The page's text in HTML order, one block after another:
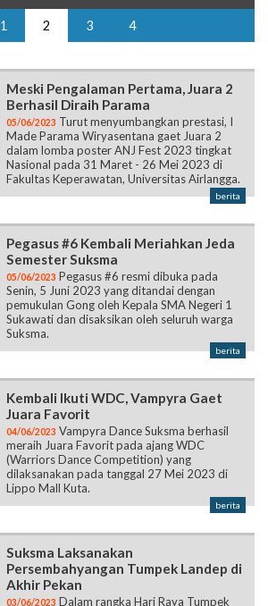
1 2 3 4
Meski Pengalaman Pertama, Juara 2
Berhasil Diraih Parama
05/06/2023 Turut menyumbangkan prestasi, I
Made Parama Wiryasentana gaet Juara 2
dalam lomba poster ANJ Fest 2023 tingkat
Nasional pada 31 Maret - 26 Mei 2023 di
Fakultas Keperawatan, Universitas Airlangga.
berita
Pegasus #6 Kembali Meriahkan Jeda
Semester Suksma
05/06/2023 Pegasus #6 resmi dibuka pada
Senin, 5 Juni 2023 yang ditandai dengan
pemukulan Gong oleh Kepala SMA Negeri 1
Sukawati dan disaksikan oleh seluruh warga
Suksma.
berita
Kembali Ikuti WDC, Vampyra Gaet
Juara Favorit
04/06/2023 Vampyra Dance Suksma berhasil
meraih Juara Favorit pada ajang WDC
(Warriors Dance Competition) yang
dilaksanakan pada tanggal 27 Mei 2023 di
Lippo Mall Kuta.
berita
Suksma Laksanakan
Persembahyangan Tumpek Landep di
Akhir Pekan
03/06/2023 Dalam rangka Hari Raya Tumpek